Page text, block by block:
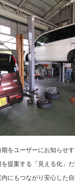
をユーザーにお知らせ
提案する「見える化」
にもつながり安心した